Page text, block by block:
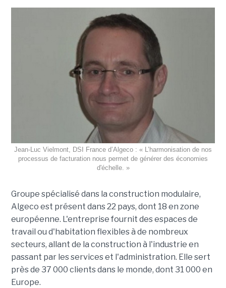
Jean-Luc Vielmont, DSI France d’Algeco : « L’harmonisation de nos
processus de facturation nous permet de générer des économies
d'échelle. »
Groupe spécialisé dans la construction modulaire,
Algeco est présent dans 22 pays, dont 18 en zone
européenne. L'entreprise fournit des espaces de
travail ou d'habitation flexibles à de nombreux
secteurs, allant de la construction à l'industrie en
passant par les services et l'administration. Elle sert
près de 37 000 clients dans le monde, dont 31 000 en
Europe.